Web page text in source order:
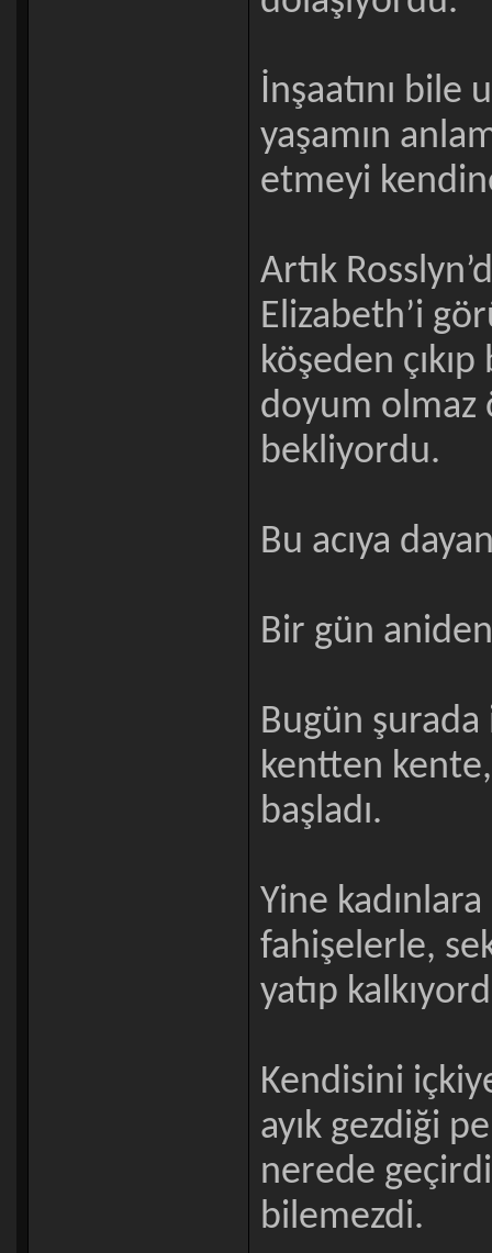
İnşaatını bile
yaşamın
etmeyi
Artık
Elizabeth’i
köşeden
doyum olmaz
bekliyordu.
Bu acıya
Bir gün
Bugün
kentten
başladı.
Yine
fahişelerle,
yatıp
Kendisini
ayık gezdiği
nerede
bilemezdi.